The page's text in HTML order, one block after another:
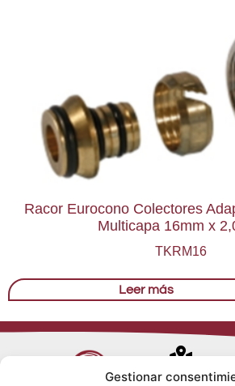
Gestionar
Racor Eurocono Colectores
Multicapa 16mm x
TKRM16
Leer más
Avenida de